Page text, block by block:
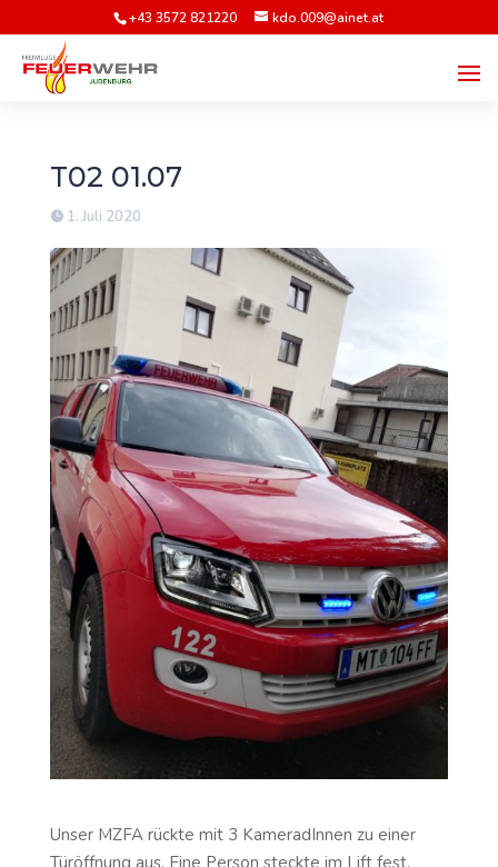
+43 3572 821220 kdo.009@ainet.at
T02 01.07
1. Juli 2020
Unser MZFA rückte mit 3 KameradInnen zu einer
Türöffnung aus. Eine Person steckte im Lift fest.